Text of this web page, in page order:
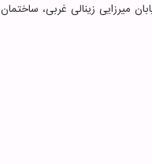
زینالی غربی، ساختمان اداری